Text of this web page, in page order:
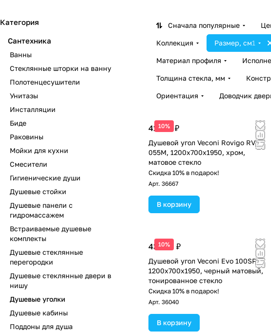
Сначала популярные
Коллекция Размер, см1
Материал профиля
Толщина стекла, мм
Ориентация Доводчик
10%
41 657 ₽
Душевой угол Veconi Rovigo RV-
055M, 1200х700х1950, хром,
матовое стекло
Скидка 10% в подарок!
Арт. 36667
В корзину
10%
43 793 ₽
Душевой угол Veconi Evo 100SP B
1200х700x1950, черный матовый,
тонированное стекло
Скидка 10% в подарок!
Арт. 36040
В корзину
Категория
Сантехника
Ванны
Стеклянные шторки на ванну
Полотенцесушители
Унитазы
Инсталляции
Биде
Раковины
Мойки для кухни
Смесители
Гигиенические души
Душевые стойки
Душевые панели с
гидромассажем
Встраиваемые душевые
комплекты
Душевые стеклянные
перегородки
Душевые стеклянные двери в
нишу
Душевые уголки
Душевые кабины
Поддоны для душа